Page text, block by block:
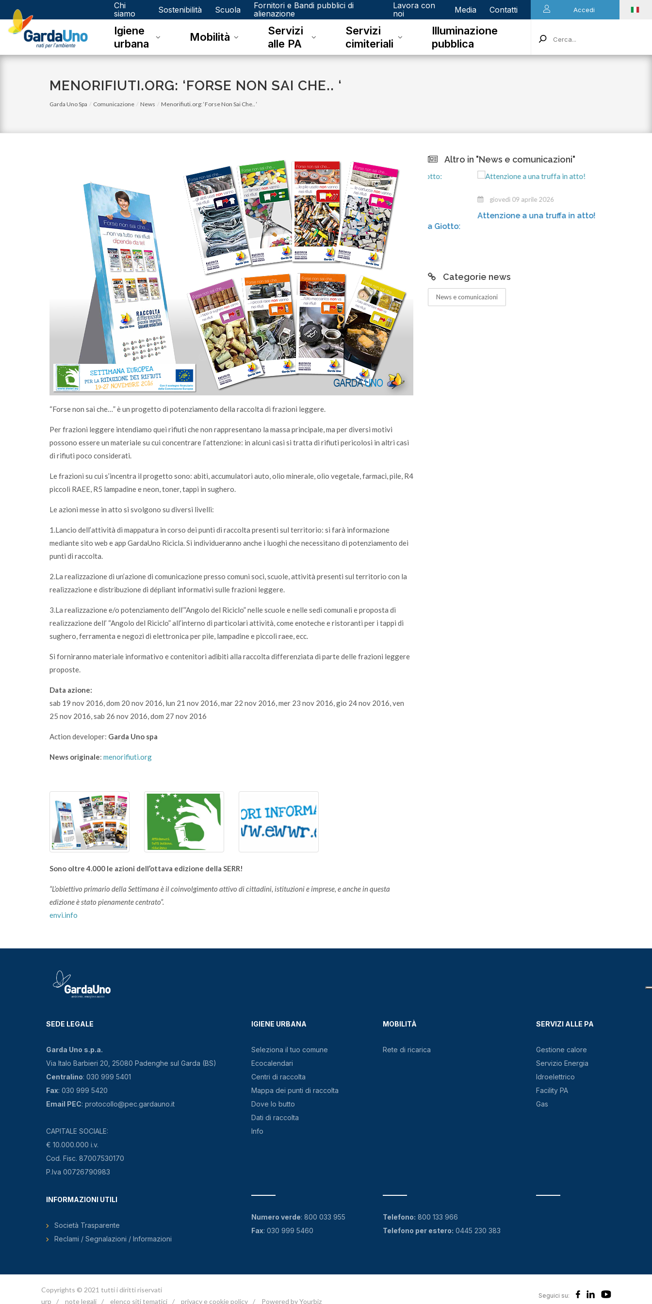
Gardauno
Spa
Chi
siamo
Sostenibilità Scuola
Fornitori e Bandi pubblici di
alienazione
Lavora con
noi
Media Contatti Accedi
Igiene
urbana
Mobilità
Servizi
alle PA
Servizi
cimiteriali
Illuminazione
pubblica
MENORIFIUTI.ORG: ‘FORSE NON SAI CHE.. ‘
Garda Uno Spa Comunicazione News Menorifiuti.org: ‘Forse Non Sai Che.. ‘
“Forse non sai che…” è un progetto di potenziamento della raccolta di frazioni leggere.
Per frazioni leggere intendiamo quei rifiuti che non rappresentano la massa principale, ma per diversi motivi
possono essere un materiale su cui concentrare l’attenzione: in alcuni casi si tratta di rifiuti pericolosi in altri casi
di rifiuti poco considerati.
Le frazioni su cui s’incentra il progetto sono: abiti, accumulatori auto, olio minerale, olio vegetale, farmaci, pile, R4
piccoli RAEE, R5 lampadine e neon, toner, tappi in sughero.
Le azioni messe in atto si svolgono su diversi livelli:
1.Lancio dell’attività di mappatura in corso dei punti di raccolta presenti sul territorio: si farà informazione
mediante sito web e app GardaUno Ricicla. Si individueranno anche i luoghi che necessitano di potenziamento dei
punti di raccolta.
2.La realizzazione di un’azione di comunicazione presso comuni soci, scuole, attività presenti sul territorio con la
realizzazione e distribuzione di dépliant informativi sulle frazioni leggere.
3.La realizzazione e/o potenziamento dell’”Angolo del Riciclo” nelle scuole e nelle sedi comunali e proposta di
realizzazione dell’ “Angolo del Riciclo” all’interno di particolari attività, come enoteche e ristoranti per i tappi di
sughero, ferramenta e negozi di elettronica per pile, lampadine e piccoli raee, ecc.
Si forniranno materiale informativo e contenitori adibiti alla raccolta differenziata di parte delle frazioni leggere
proposte.
Data azione:
sab 19 nov 2016, dom 20 nov 2016, lun 21 nov 2016, mar 22 nov 2016, mer 23 nov 2016, gio 24 nov 2016, ven
25 nov 2016, sab 26 nov 2016, dom 27 nov 2016
Action developer: Garda Uno spa
News originale: menorifiuti.org
Sono oltre 4.000 le azioni dell’ottava edizione della SERR!
“L’obiettivo primario della Settimana è il coinvolgimento attivo di cittadini, istituzioni e imprese, e anche in questa
edizione è stato pienamente centrato”.
envi.info
Altro in "News e comunicazioni"
lunedì 05 gennaio 2026
Sono online gli ecocalendari 2026: scaricali e
fai la differenza, ogni giorno
lunedì 08 giugno 2026
Centro di Raccolta di Desenzano - via Giotto:
chiusura per lavori
giovedì 09 aprile 2026
Attenzione a una truffa in atto!
Categorie news
News e comunicazioni
SEDE LEGALE
Garda Uno s.p.a.
Via Italo Barbieri 20, 25080 Padenghe sul Garda (BS)
Centralino: 030 999 5401
Fax: 030 999 5420
Email PEC: protocollo@pec.gardauno.it
CAPITALE SOCIALE:
€ 10.000.000 i.v.
Cod. Fisc. 87007530170
P.Iva 00726790983
IGIENE URBANA
Seleziona il tuo comune
Ecocalendari
Centri di raccolta
Mappa dei punti di raccolta
Dove lo butto
Dati di raccolta
Info
MOBILITÀ
Rete di ricarica
SERVIZI ALLE PA
Gestione calore
Servizio Energia
Idroelettrico
Facility PA
Gas
INFORMAZIONI UTILI
Società Trasparente
Reclami / Segnalazioni / Informazioni
Numero verde:800 033 955
Fax: 030 999 5460
Telefono: 800 133 966
Telefono per estero: 0445 230 383
Copyrights © 2021 tutti i diritti riservati
urp
/ note legali / elenco siti tematici / privacy e cookie policy / Powered by Yourbiz
Seguici su: